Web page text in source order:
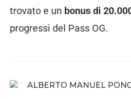
trovato e un bonus di
progressi del Pass OG.
ALBERTO MANUEL